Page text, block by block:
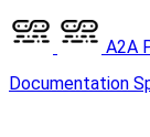
A2A
Documentation